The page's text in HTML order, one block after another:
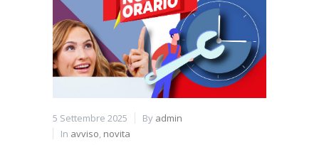
5 Settembre 2025 By admin
In avviso, novita